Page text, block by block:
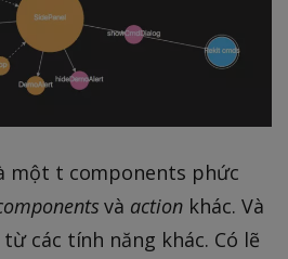
một t components phức
và actionkhác. Và
các tính năng khác. Có lẽ